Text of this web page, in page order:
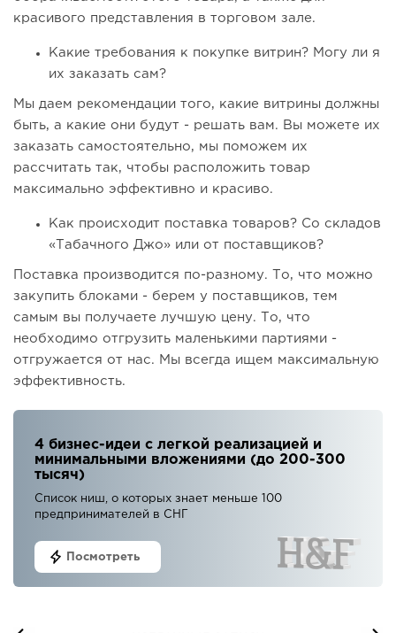
красивого представления в торговом зале.
Какие требования к покупке витрин? Могу ли я
их заказать сам?
Мы даем рекомендации того, какие витрины должны
быть, а какие они будут - решать вам. Вы можете их
заказать самостоятельно, мы поможем их
рассчитать так, чтобы расположить товар
максимально эффективно и красиво.
Как происходит поставка товаров? Со складов
«Табачного Джо» или от поставщиков?
Поставка производится по-разному. То, что можно
закупить блоками - берем у поставщиков, тем
самым вы получаете лучшую цену. То, что
необходимо отгрузить маленькими партиями -
отгружается от нас. Мы всегда ищем максимальную
эффективность.
4 бизнес-идеи с легкой реализацией и
минимальными вложениями (до 200-300
тысяч)
Список ниш, о которых знает меньше 100
предпринимателей в СНГ
Посмотреть